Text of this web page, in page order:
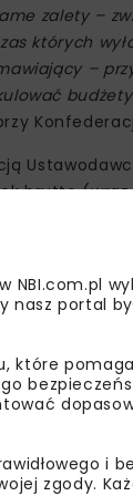
zalety –
których
–
budżety
brutto
w
dopuścić
– także w tej
NBI.com.pl
portal
które
i
zgody.